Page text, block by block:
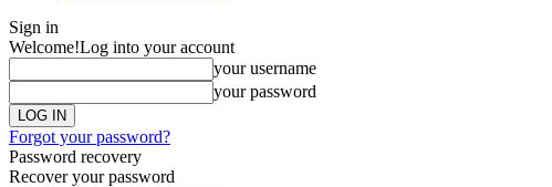
Sign in
Welcome!Log into your account
your username
your password
Forgot your password?
Password recovery
Recover your password